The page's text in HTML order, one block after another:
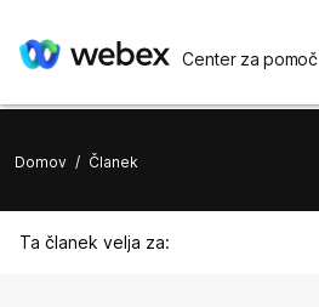
Center za pomoč
Domov / Članek
Ta članek velja za: